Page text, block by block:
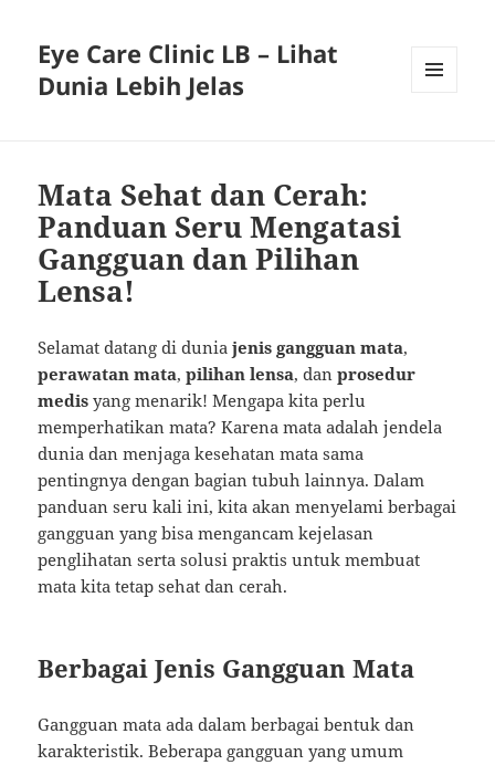
Eye Care Clinic LB – Lihat
Dunia Lebih Jelas
Mata Sehat dan Cerah:
Panduan Seru Mengatasi
Gangguan dan Pilihan
Lensa!
Selamat datang di duniajenis gangguan mata,
perawatan mata,pilihan lensa, danprosedur
medis yang menarik! Mengapa kita perlu
memperhatikan mata? Karena mata adalah jendela
dunia dan menjaga kesehatan mata sama
pentingnya dengan bagian tubuh lainnya. Dalam
panduan seru kali ini, kita akan menyelami berbagai
gangguan yang bisa mengancam kejelasan
penglihatan serta solusi praktis untuk membuat
mata kita tetap sehat dan cerah.
Berbagai Jenis Gangguan Mata
Gangguan mata ada dalam berbagai bentuk dan
karakteristik. Beberapa gangguan yang umum